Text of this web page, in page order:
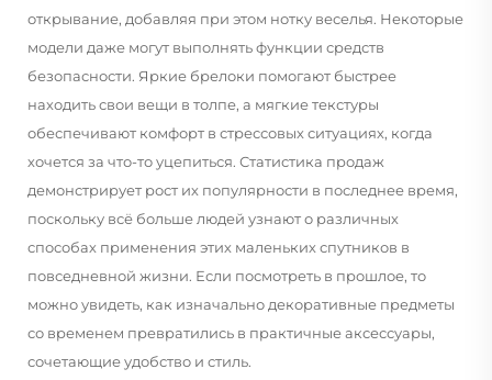
открывание, добавляя при этом нотку веселья. Некоторые
модели даже могут выполнять функции средств
безопасности. Яркие брелоки помогают быстрее
находить свои вещи в толпе, а мягкие текстуры
обеспечивают комфорт в стрессовых ситуациях, когда
хочется за что-то уцепиться. Статистика продаж
демонстрирует рост их популярности в последнее время,
поскольку всё больше людей узнают о различных
способах применения этих маленьких спутников в
повседневной жизни. Если посмотреть в прошлое, то
можно увидеть, как изначально декоративные предметы
со временем превратились в практичные аксессуары,
сочетающие удобство и стиль.